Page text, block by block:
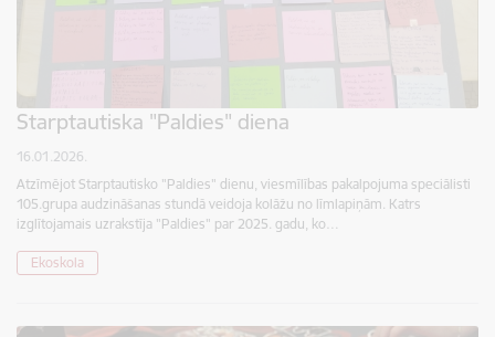
Starptautiska "Paldies" diena
16.01.2026.
Atzīmējot Starptautisko "Paldies" dienu, viesmīlības pakalpojuma speciālisti
105.grupa audzināšanas stundā veidoja kolāžu no līmlapiņām. Katrs
izglītojamais uzrakstīja "Paldies" par 2025. gadu, ko…
Ekoskola